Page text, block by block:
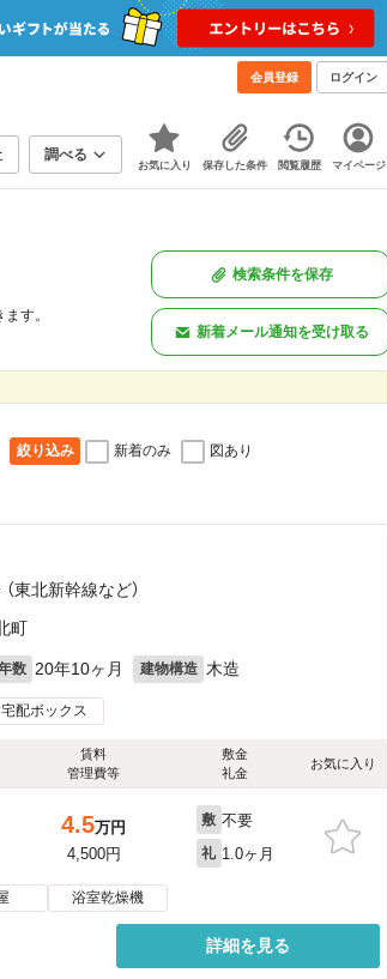
会員登録 ログイン
調べる
お気に入り 保存した条件 閲覧履歴 マイページ
す。
検索条件を保存
新着メール通知を受け取る
絞り込み 新着のみ 図あり
（東北新幹線など）
町
数 20年10ヶ月 建物構造 木造
宅配ボックス
賃料
管理費等
敷金
礼金
お気に入り
4.5万円
4,500円
敷 不要
礼 1.0ヶ月
浴室乾燥機
詳細を見る